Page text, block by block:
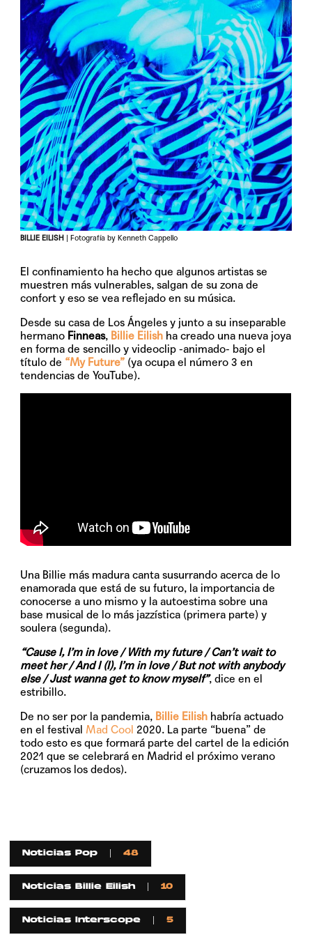
BILLIE EILISH | Fotografía by Kenneth Cappello
El confinamiento ha hecho que algunos artistas se
muestren más vulnerables, salgan de su zona de
confort y eso se vea reflejado en su música.
Desde su casa de Los Ángeles y junto a su inseparable
hermano Finneas, Billie Eilish ha creado una nueva joya
en forma de sencillo y videoclip -animado- bajo el
título de “My Future” (ya ocupa el número 3 en
tendencias de YouTube).
Una Billie más madura canta susurrando acerca de lo
enamorada que está de su futuro, la importancia de
conocerse a uno mismo y la autoestima sobre una
base musical de lo más jazzística (primera parte) y
soulera (segunda).
“Cause I, I’m in love / With my future / Can’t wait to
meet her / And I (I), I’m in love / But not with anybody
else / Just wanna get to know myself”, dice en el
estribillo.
De no ser por la pandemia, Billie Eilish habría actuado
en el festivalMad Cool 2020. La parte “buena” de
todo esto es que formará parte del cartel de la edición
2021 que se celebrará en Madrid el próximo verano
(cruzamos los dedos).
Noticias Pop 48
Noticias Billie Eilish 10
Noticias Interscope 5